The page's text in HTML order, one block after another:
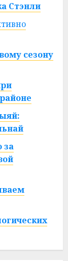
Стэнли
сезону
за